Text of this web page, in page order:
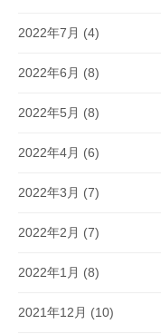
2022年7月 (4)
2022年6月 (8)
2022年5月 (8)
2022年4月 (6)
2022年3月 (7)
2022年2月 (7)
2022年1月 (8)
2021年12月 (10)